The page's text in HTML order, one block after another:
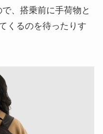
、搭乗前に手荷物と
くるのを待ったりす